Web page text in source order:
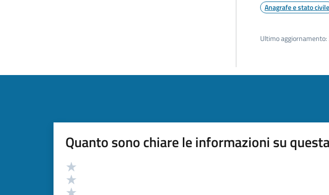
Anagrafe e stato civile
Ultimo aggiornamento:
Quanto sono chiare le informazioni su
Valutazione